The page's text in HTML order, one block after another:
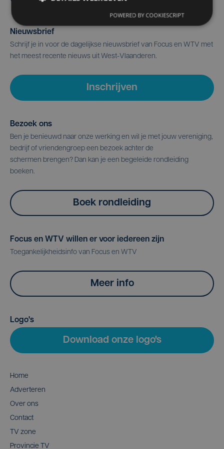
Nieuwsbrief
Schrijf je in voor de dagelijkse nieuwsbrief van Focus en WTV met
het meest recente nieuws uit West-Vlaanderen.
Inschrijven
Bezoek ons
Ben je benieuwd naar onze werking en wil je met jouw vereniging,
bedrijf of vriendengroep een bezoek achter de
schermen brengen? Dan kan je een begeleide rondleiding
boeken.
Boek rondleiding
Focus en WTV willen er voor iedereen zijn
Toegankelijkheidsinfo van Focus en WTV
Meer info
Logo's
Download onze logo's
Home
Adverteren
Over ons
Contact
TV zone
Provincie TV
POWERED BY COOKIESCRIPT